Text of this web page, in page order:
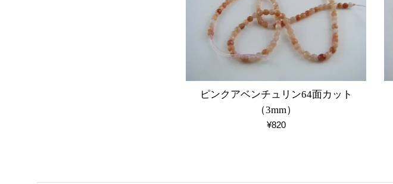
ピンクアベンチュリン64面カット
（3mm）
通
¥820